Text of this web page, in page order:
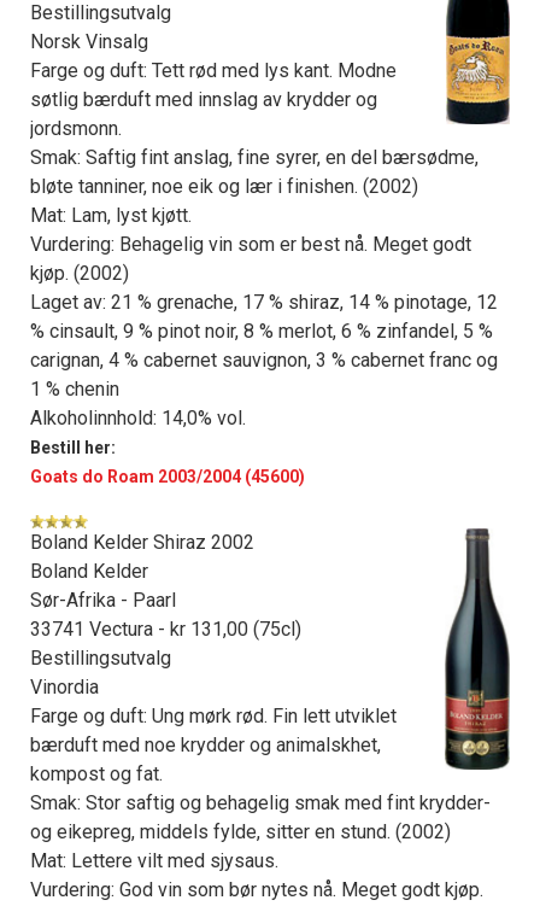
Bestillingsutvalg
Norsk Vinsalg
Farge og duft: Tett rød med lys kant. Modne
søtlig bærduft med innslag av krydder og
jordsmonn.
Smak: Saftig fint anslag, fine syrer, en del bærsødme,
bløte tanniner, noe eik og lær i finishen. (2002)
Mat: Lam, lyst kjøtt.
Vurdering: Behagelig vin som er best nå. Meget godt
kjøp. (2002)
Laget av: 21 % grenache, 17 % shiraz, 14 % pinotage, 12
% cinsault, 9 % pinot noir, 8 % merlot, 6 % zinfandel, 5 %
carignan, 4 % cabernet sauvignon, 3 % cabernet franc og
1 % chenin
Alkoholinnhold: 14,0% vol.
Bestill her:
Goats do Roam 2003/2004 (45600)
Boland Kelder Shiraz 2002
Boland Kelder
Sør-Afrika - Paarl
33741 Vectura - kr 131,00 (75cl)
Bestillingsutvalg
Vinordia
Farge og duft: Ung mørk rød. Fin lett utviklet
bærduft med noe krydder og animalskhet,
kompost og fat.
Smak: Stor saftig og behagelig smak med fint krydder-
og eikepreg, middels fylde, sitter en stund. (2002)
Mat: Lettere vilt med sjysaus.
Vurdering: God vin som bør nytes nå. Meget godt kjøp.